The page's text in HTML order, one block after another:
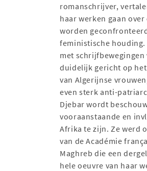
romanschrijver,
haar werken gaan
worden
feministische houding.
met
duidelijk gericht op
van Algerijnse
even sterk anti-
Djebar wordt
vooraanstaande en
Afrika te zijn. Ze werd
van de Académie
Maghreb die een
hele oeuvre van haar